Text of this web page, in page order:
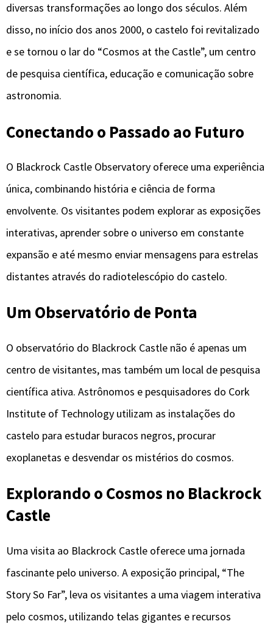
diversas transformações ao longo dos séculos. Além
disso, no início dos anos 2000, o castelo foi revitalizado
e se tornou o lar do “Cosmos at the Castle”, um centro
de pesquisa científica, educação e comunicação sobre
astronomia.
Conectando o Passado ao Futuro
O Blackrock Castle Observatory oferece uma experiência
única, combinando história e ciência de forma
envolvente. Os visitantes podem explorar as exposições
interativas, aprender sobre o universo em constante
expansão e até mesmo enviar mensagens para estrelas
distantes através do radiotelescópio do castelo.
Um Observatório de Ponta
O observatório do Blackrock Castle não é apenas um
centro de visitantes, mas também um local de pesquisa
científica ativa. Astrônomos e pesquisadores do Cork
Institute of Technology utilizam as instalações do
castelo para estudar buracos negros, procurar
exoplanetas e desvendar os mistérios do cosmos.
Explorando o Cosmos no Blackrock
Castle
Uma visita ao Blackrock Castle oferece uma jornada
fascinante pelo universo. A exposição principal, “The
Story So Far”, leva os visitantes a uma viagem interativa
pelo cosmos, utilizando telas gigantes e recursos